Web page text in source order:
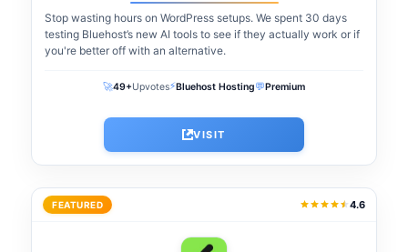
Stop wasting hours on WordPress setups. We spent 30 days
testing Bluehost’s new AI tools to see if they actually work or if
you're better off with an alternative.
🚀49+Upvotes⚡Bluehost Hosting💬Premium
VISIT
FEATURED 4.6